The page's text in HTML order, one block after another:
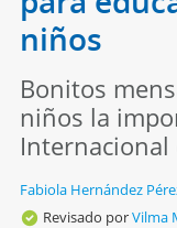
niños
Bonitos
niños la
Internacional
Fabiola Hernández
Revisado porVilma